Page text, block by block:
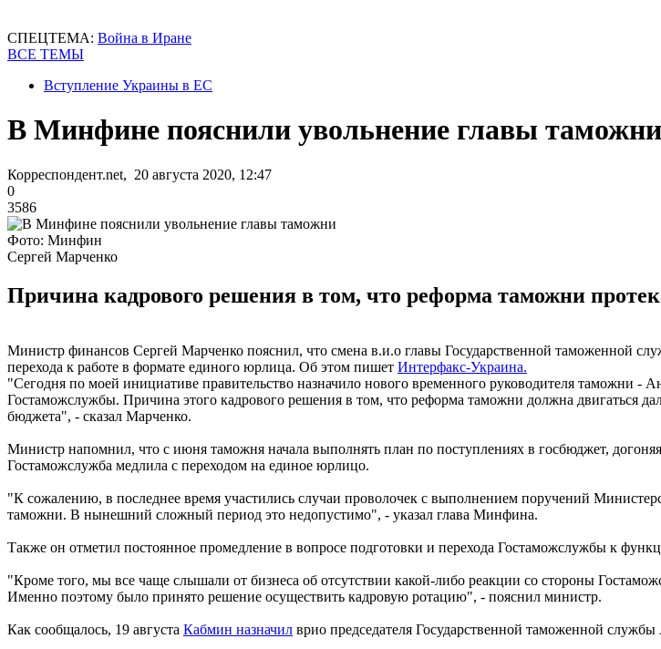
СПЕЦТЕМА: Война в Иране
ВСЕ ТЕМЫ
Вступление Украины в ЕС
В Минфине пояснили увольнение главы таможни
Корреспондент.net, 20 августа 2020, 12:47
0
3586
Фото: Минфин
Сергей Марченко
Причина кадрового решения в том, что реформа таможни
Министр финансов Сергей Марченко пояснил, что смена в.и.о главы Государственной таможенной
перехода к работе в формате единого юрлица. Об этом пишет Интерфакс-Украина.
"Сегодня по моей инициативе правительство назначило нового временного руководителя таможни -
Гостаможслужбы. Причина этого кадрового решения в том, что реформа таможни должна двигаться
бюджета", - сказал Марченко.
Министр напомнил, что с июня таможня начала выполнять план по поступлениях в госбюджет,
Гостаможслужба медлила с переходом на единое юрлицо.
"К сожалению, в последнее время участились случаи проволочек с выполнением поручений
таможни. В нынешний сложный период это недопустимо", - указал глава Минфина.
Также он отметил постоянное промедление в вопросе подготовки и перехода Гостаможслужбы к
"Кроме того, мы все чаще слышали от бизнеса об отсутствии какой-либо реакции со стороны
Именно поэтому было принято решение осуществить кадровую ротацию", - пояснил министр.
Как сообщалось, 19 августа Кабмин назначил врио председателя Государственной таможенной